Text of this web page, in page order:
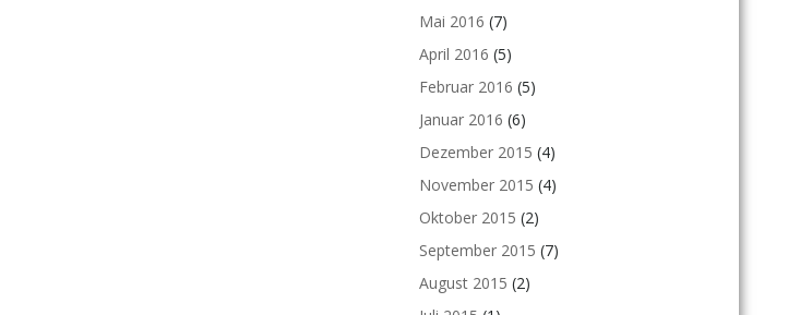
Mai 2016 (7)
April 2016 (5)
Februar 2016 (5)
Januar 2016 (6)
Dezember 2015 (4)
November 2015 (4)
Oktober 2015 (2)
September 2015 (7)
August 2015 (2)